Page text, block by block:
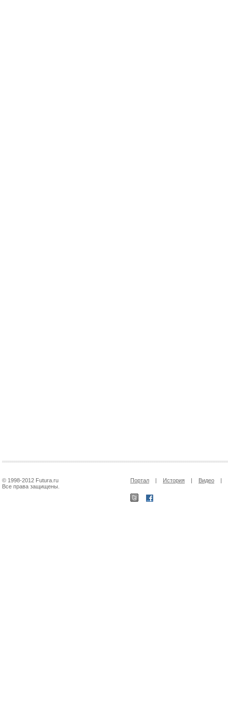
© 1998-2012 Futura.ru
Все права защищены.
Портал | История | Видео |